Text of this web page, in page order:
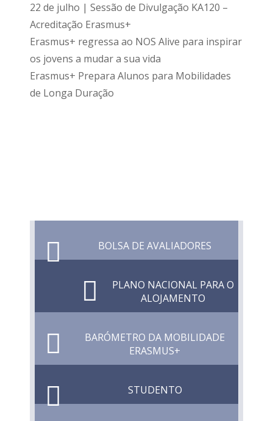
22 de julho | Sessão de Divulgação KA120 –
Acreditação Erasmus+
Erasmus+ regressa ao NOS Alive para inspirar
os jovens a mudar a sua vida
Erasmus+ Prepara Alunos para Mobilidades
de Longa Duração
BOLSA DE AVALIADORES
PLANO NACIONAL PARA O
ALOJAMENTO
BARÓMETRO DA MOBILIDADE
ERASMUS+
STUDENTO